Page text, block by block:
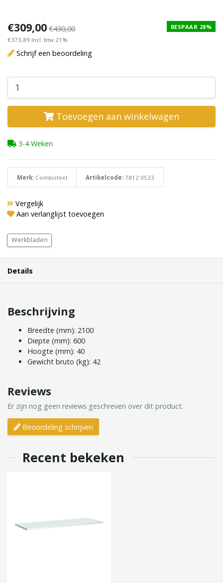
€309,00 €430,00
€373,89 Incl. btw 21%
BESPAAR 28%
Schrijf een beoordeling
Toevoegen aan winkelwagen
3-4 Weken
Merk: Combisteel Artikelcode: 7812.0523
Vergelijk
Aan verlanglijst toevoegen
Werkbladen
Details
Beschrijving
Breedte (mm): 2100
Diepte (mm): 600
Hoogte (mm): 40
Gewicht bruto (kg): 42
Reviews
Er zijn nog geen reviews geschreven over dit product.
Beoordeling schrijven
Recent bekeken